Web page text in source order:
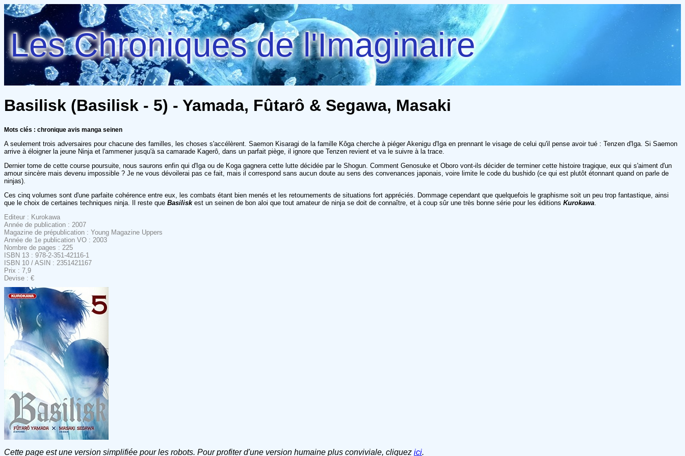
Les Chroniques de l'Imaginaire
Basilisk (Basilisk - 5) - Yamada, Fûtarô & Segawa, Masaki
Mots clés : chronique avis manga seinen
A seulement trois adversaires pour chacune des familles, les choses s'accélèrent. Saemon Kisaragi de la famille Kôga cherche à piéger Akenigu d'Iga en prennant le visage de celui qu'il pense avoir tué : Tenzen d'Iga. Si Saemon
arrive à éloigner la jeune Ninja et l'ammener jusqu'à sa camarade Kagerô, dans un parfait piège, il ignore que Tenzen revient et va le suivre à la trace.
Dernier tome de cette course poursuite, nous saurons enfin qui d'Iga ou de Koga gagnera cette lutte décidée par le Shogun. Comment Genosuke et Oboro vont-ils décider de terminer cette histoire tragique, eux qui s'aiment d'un
amour sincère mais devenu impossible ? Je ne vous dévoilerai pas ce fait, mais il correspond sans aucun doute au sens des convenances japonais, voire limite le code du bushido (ce qui est plutôt étonnant quand on parle de
ninjas).
Ces cinq volumes sont d'une parfaite cohérence entre eux, les combats étant bien menés et les retournements de situations fort appréciés. Dommage cependant que quelquefois le graphisme soit un peu trop fantastique, ainsi
que le choix de certaines techniques ninja. Il reste que Basiliskest un seinen de bon aloi que tout amateur de ninja se doit de connaître, et à coup sûr une très bonne série pour les éditions Kurokawa
Editeur : Kurokawa
Année de publication : 2007
Magazine de prépublication : Young Magazine Uppers
Année de 1e publication VO : 2003
Nombre de pages : 225
ISBN 13 : 978-2-351-42116-1
ISBN 10 / ASIN : 2351421167
Prix : 7,9
Devise : €
Cette page est une version simplifiée pour les robots. Pour profiter d'une version humaine plus conviviale, cliquez ici.